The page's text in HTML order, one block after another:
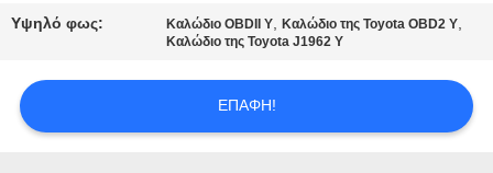
ΈΝΑ
ΑΠΌΣΠΑΣΜΑ
Υψηλό φως: Καλώδιο OBDII Υ,Καλώδιο της Toyota OBD2 Υ,
Καλώδιο της Toyota J1962 Υ
ΕΠΑΦΉ!